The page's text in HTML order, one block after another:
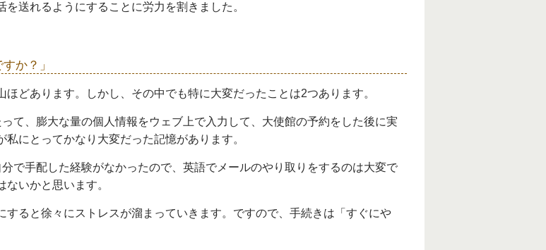
送れるようにすることに労力を割きました。
か？」
どあります。しかし、その中でも特に大変だったことは2つあります。
て、膨大な量の個人情報をウェブ上で入力して、大使館の予約をした後に実
にとってかなり大変だった記憶があります。
で手配した経験がなかったので、英語でメールのやり取りをするのは大変で
いかと思います。
ると徐々にストレスが溜まっていきます。ですので、手続きは「すぐにや